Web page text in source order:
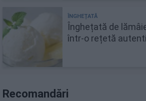
Înghețată de
într-o rețetă
Recomandări